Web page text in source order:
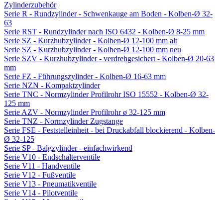
Zylinderzubehör
Serie R - Rundzylinder - Schwenkauge am Boden - Kolben-Ø 32-
63
Serie RST - Rundzylinder nach ISO 6432 - Kolben-Ø 8-25 mm
Serie SZ - Kurzhubzylinder - Kolben-Ø 12-100 mm alt
Serie SZ - Kurzhubzylinder - Kolben-Ø 12-100 mm neu
Serie SZV - Kurzhubzylinder - verdrehgesichert - Kolben-Ø 20-63
mm
Serie FZ - Führungszylinder - Kolben-Ø 16-63 mm
Serie NZN - Kompaktzylinder
Serie TNC - Normzylinder Profilrohr ISO 15552 - Kolben-Ø 32-
125 mm
Serie AZV - Normzylinder Profilrohr ø 32-125 mm
Serie TNZ - Normzylinder Zugstange
Serie FSE - Feststelleinheit - bei Druckabfall blockierend - Kolben-
Ø 32-125
Serie SP - Balgzylinder - einfachwirkend
Serie V10 - Endschalterventile
Serie V11 - Handventile
Serie V12 - Fußventile
Serie V13 - Pneumatikventile
Serie V14 - Pilotventile